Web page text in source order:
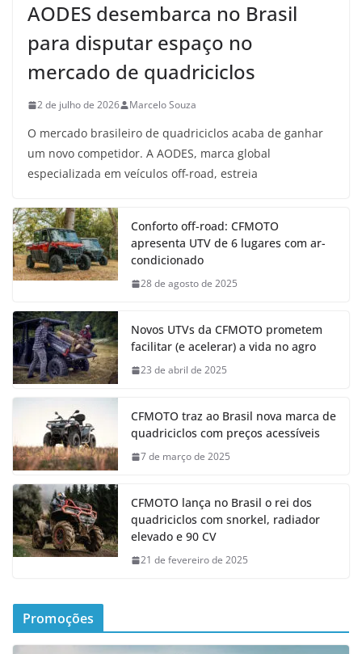
AODES desembarca no Brasil
para disputar espaço no
mercado de quadriciclos
2 de julho de 2026 Marcelo Souza
O mercado brasileiro de quadriciclos acaba de ganhar
um novo competidor. A AODES, marca global
especializada em veículos off-road, estreia
Conforto off-road: CFMOTO
apresenta UTV de 6 lugares com ar-
condicionado
28 de agosto de 2025
Novos UTVs da CFMOTO prometem
facilitar (e acelerar) a vida no agro
23 de abril de 2025
CFMOTO traz ao Brasil nova marca de
quadriciclos com preços acessíveis
7 de março de 2025
CFMOTO lança no Brasil o rei dos
quadriciclos com snorkel, radiador
elevado e 90 CV
21 de fevereiro de 2025
Promoções